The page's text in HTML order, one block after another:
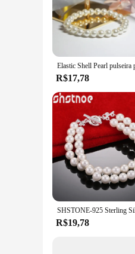
R$17,78
R$19,78